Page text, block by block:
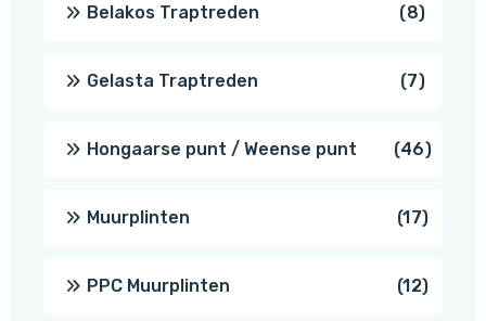
Belakos Traptreden 88
Gelasta Traptreden 77
Hongaarse punt / Weense punt 4646
Muurplinten 1717
PPC Muurplinten 1212